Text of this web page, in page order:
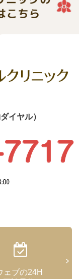
イヤル）
ェブの24H